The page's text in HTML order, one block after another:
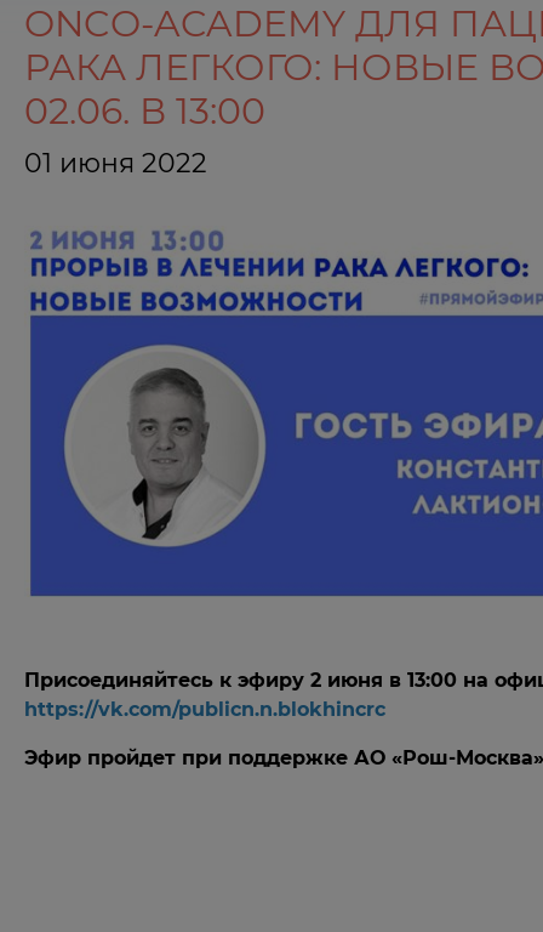
ONCO-ACADEMY ДЛЯ
РАКА ЛЕГКОГО: НОВЫЕ
02.06. В 13:00
01 июня 2022
Присоединяйтесь к эфиру 2 июня в 13:00 на
https://vk.com/publicn.n.blokhincrc
Эфир пройдет при поддержке АО «Рош-